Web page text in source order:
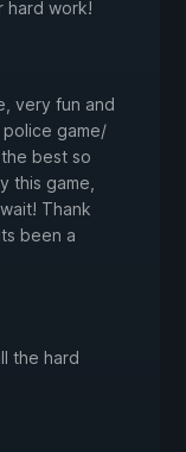
hard work!
very fun and
game/
best so
this game,
Thank
been a
the hard